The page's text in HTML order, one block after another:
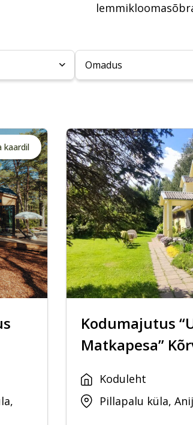
Omadus
kaardil
Kodumajutus
Matkapesa”
Koduleht
Pillapalu küla,